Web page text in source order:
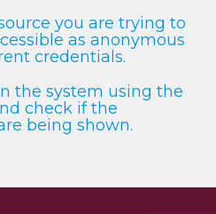
you are trying to
as anonymous
credentials.
the system using the
check if the
being shown.